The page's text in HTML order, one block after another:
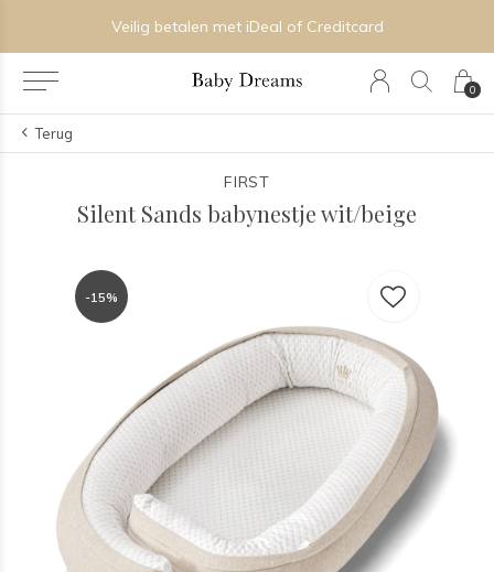
0
Veilig betalen met iDeal of Creditcard
Terug
FIRST
Silent Sands babynestje wit/beige
-15%